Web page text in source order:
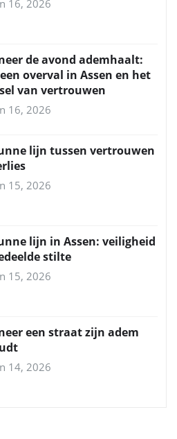
16, 2026
de avond ademhaalt:
overval in Assen en het
van vertrouwen
16, 2026
lijn tussen vertrouwen
15, 2026
lijn in Assen: veiligheid
stilte
15, 2026
een straat zijn adem
14, 2026